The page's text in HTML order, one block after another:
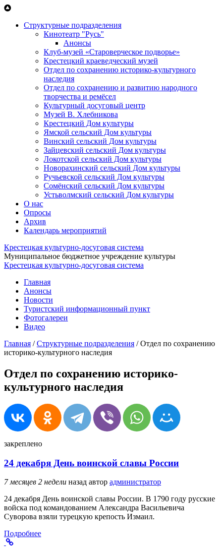
Перейти к основному содержанию
Структурные подразделения
Кинотеатр "Русь"
Анонсы
Клуб-музей «Староверческое подворье»
Крестецкий краеведческий музей
Отдел по сохранению историко-культурного
наследия
Отдел по сохранению и развитию народного
творчества и ремёсел
Культурный досуговый центр
Музей В. Хлебникова
Крестецкий Дом культуры
Ямской сельский Дом культуры
Винский сельский Дом культуры
Зайцевский сельский Дом культуры
Локотской сельский Дом культуры
Новорахинский сельский Дом культуры
Ручьевской сельский Дом культуры
Сомёнский сельский Дом культуры
Устьволмский сельский Дом культуры
О нас
Опросы
Архив
Календарь мероприятий
Крестецкая культурно-досуговая система
Муниципальное бюджетное учреждение культуры
Крестецкая культурно-досуговая система
Главная
Анонсы
Новости
Туристский информационный пункт
Фотогалереи
Видео
Главная /Структурные подразделения /Отдел по сохранению
историко-культурного наследия
Отдел по сохранению историко-
культурного наследия
закреплено
24 декабря День воинской славы России
7 месяцев 2 недели назад автор администратор
24 декабря День воинской славы России. В 1790 году русские
войска под командованием Александра Васильевича
Суворова взяли турецкую крепость Измаил.
Подробнее